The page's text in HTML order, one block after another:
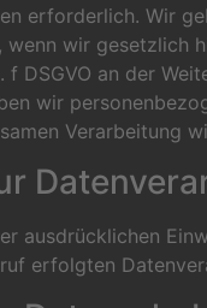
erforderlich. Wir
wir gesetzlich
DSGVO an der
wir
Verarbeitung
ausdrücklichen
erfolgten